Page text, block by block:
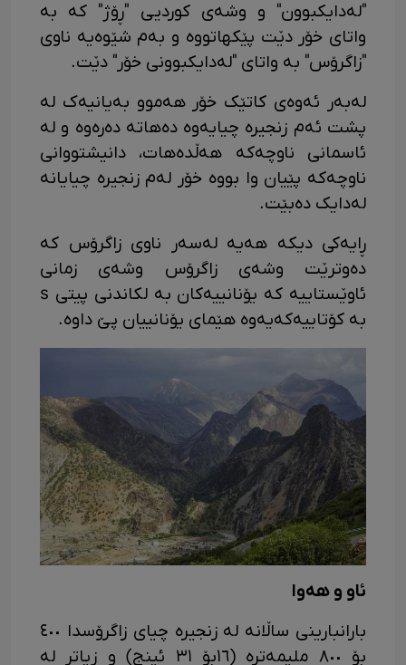
"لەدایکبوون" و وشەی کوردیی "ڕۆژ" کە بە
واتای خۆر دێت پێکهاتووە و بەم شێوەیە ناوی
"زاگرۆس" بە واتای "لەدایکبوونی خۆر" دێت.
لەبەر ئەوەی کاتێک خۆر هەموو بەیانیەک لە
پشت ئەم زنجیرە چیایەوە دەهاتە دەرەوە و لە
ئاسمانی ناوچەکە هەڵدەهات، دانیشتووانی
ناوچەکە پێیان وا بووە خۆر لەم زنجیرە چیایانە
لەدایک دەبێت.
ڕایەکی دیکە هەیە لەسەر ناوی زاگرۆس کە
دەوترێت وشەی زاگرۆس وشەی زمانی
ئاوێستاییە کە یۆنانییەکان بە لکاندنی پیتی s
بە کۆتاییەکەیەوە هێمای یۆنانییان پێ داوە.
ئاو و هەوا
بارانبارینی ساڵانە لە زنجیرە چیای زاگرۆسدا ٤٠٠
بۆ ٨٠٠ ملیمەترە (١٦بۆ ٣١ ئینج) و زیاتر لە